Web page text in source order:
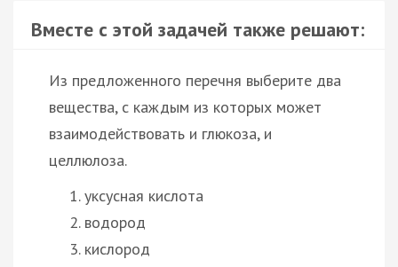
Вместе с этой задачей также решают:
Из предложенного перечня выберите два
вещества, с каждым из которых может
взаимодействовать и глюкоза, и
целлюлоза.
уксусная кислота
водород
кислород